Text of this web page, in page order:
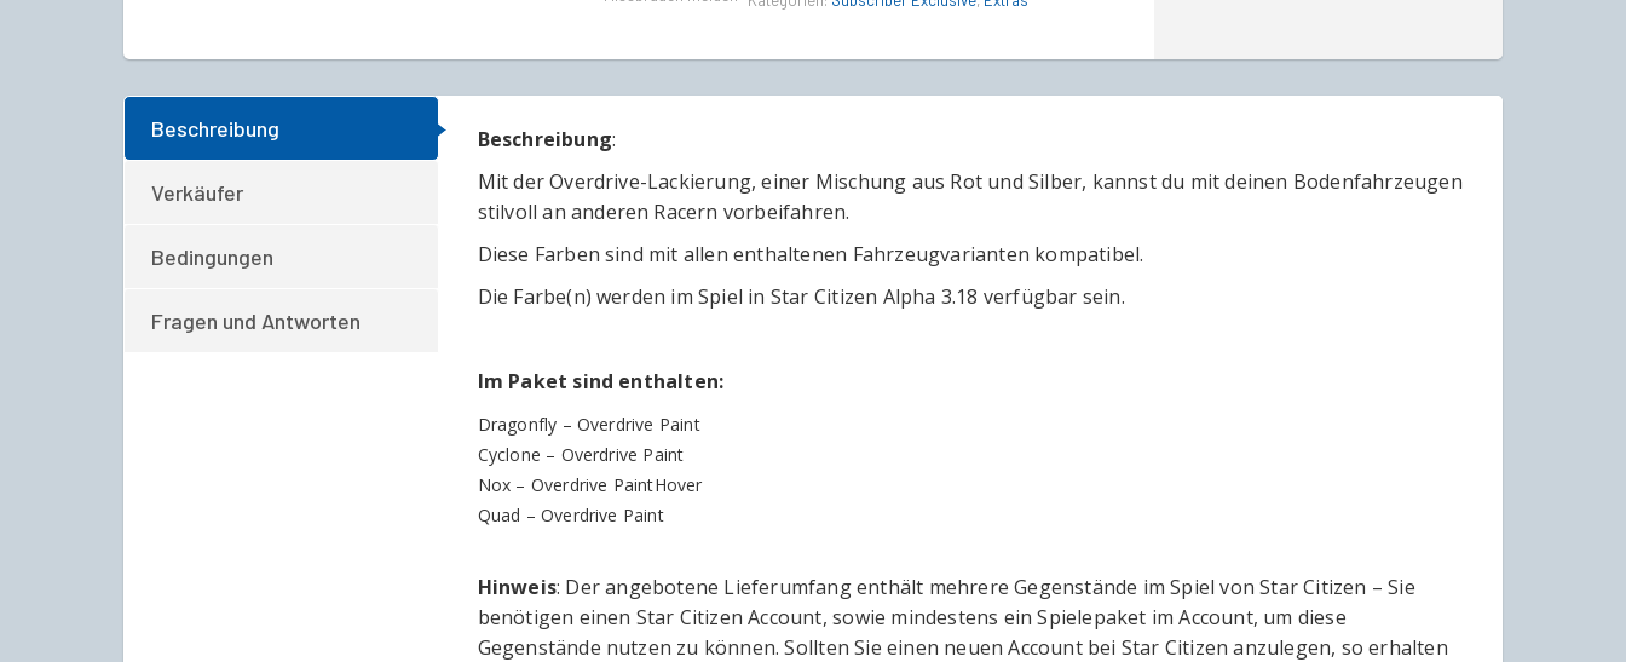
Beschreibung
Verkäufer
Bedingungen
Fragen und Antworten
Beschreibung:
Mit der Overdrive-Lackierung, einer Mischung aus Rot und Silber, kannst du mit deinen Bodenfahrzeugen
stilvoll an anderen Racern vorbeifahren.
Diese Farben sind mit allen enthaltenen Fahrzeugvarianten kompatibel.
Die Farbe(n) werden im Spiel in Star Citizen Alpha 3.18 verfügbar sein.
Im Paket sind enthalten:
Dragonfly – Overdrive Paint
Cyclone – Overdrive Paint
Nox – Overdrive PaintHover
Quad – Overdrive Paint
Hinweis: Der angebotene Lieferumfang enthält mehrere Gegenstände im Spiel von Star Citizen – Sie
benötigen einen Star Citizen Account, sowie mindestens ein Spielepaket im Account, um diese
Gegenstände nutzen zu können. Sollten Sie einen neuen Account bei Star Citizen anzulegen, so erhalten